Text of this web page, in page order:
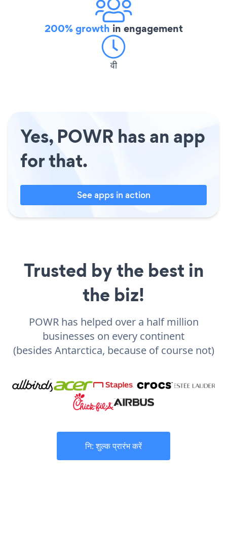
200% growth in engagement
वी
Yes, POWR has an app
for that.
See apps in action
Trusted by the best in
the biz!
POWR has helped over a half million
businesses on every continent
(besides Antarctica, because of course not)
नि: शुल्क प्रारंभ करें